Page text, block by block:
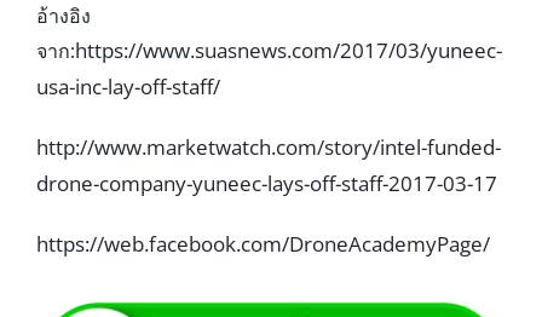
อ้างอิง
จาก:https://www.suasnews.com/2017/03/yuneec-
usa-inc-lay-off-staff/
http://www.marketwatch.com/story/intel-funded-
drone-company-yuneec-lays-off-staff-2017-03-17
https://web.facebook.com/DroneAcademyPage/